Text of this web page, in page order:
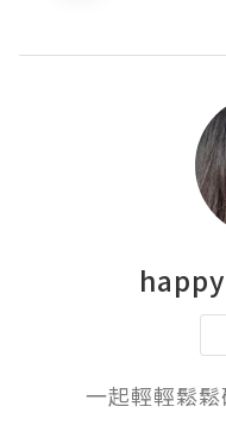
一起輕輕鬆